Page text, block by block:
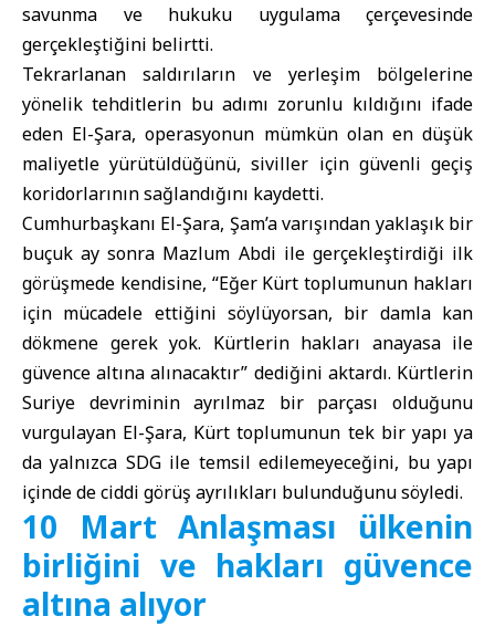
savunma ve hukuku uygulama çerçevesinde
gerçekleştiğini belirtti.
Tekrarlanan saldırıların ve yerleşim bölgelerine
yönelik tehditlerin bu adımı zorunlu kıldığını ifade
eden El-Şara, operasyonun mümkün olan en düşük
maliyetle yürütüldüğünü, siviller için güvenli geçiş
koridorlarının sağlandığını kaydetti.
Cumhurbaşkanı El-Şara, Şam’a varışından yaklaşık bir
buçuk ay sonra Mazlum Abdi ile gerçekleştirdiği ilk
görüşmede kendisine, “Eğer Kürt toplumunun hakları
için mücadele ettiğini söylüyorsan, bir damla kan
dökmene gerek yok. Kürtlerin hakları anayasa ile
güvence altına alınacaktır” dediğini aktardı. Kürtlerin
Suriye devriminin ayrılmaz bir parçası olduğunu
vurgulayan El-Şara, Kürt toplumunun tek bir yapı ya
da yalnızca SDG ile temsil edilemeyeceğini, bu yapı
içinde de ciddi görüş ayrılıkları bulunduğunu söyledi.
10 Mart Anlaşması ülkenin
birliğini ve hakları güvence
altına alıyor